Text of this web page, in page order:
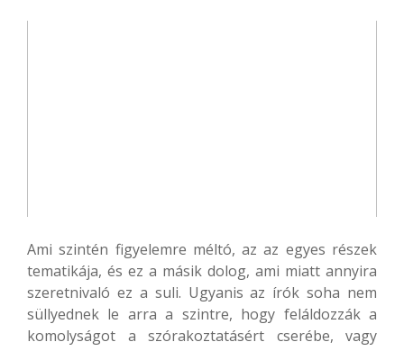
Ami szintén figyelemre méltó, az az egyes részek
tematikája, és ez a másik dolog, ami miatt annyira
szeretnivaló ez a suli. Ugyanis az írók soha nem
süllyednek le arra a szintre, hogy feláldozzák a
komolyságot a szórakoztatásért cserébe, vagy